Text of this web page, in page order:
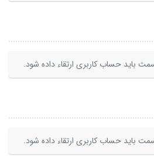
باید حساب کاربری ارتقاء داده شود.
باید حساب کاربری ارتقاء داده شود.